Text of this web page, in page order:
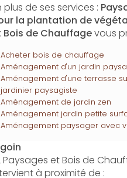
plus de ses services :
la plantation de
Bois de Chauffagevous
Acheter bois de chauffage
Aménagement d'un jardin
Aménagement d'une terrasse
jardinier paysagiste
Aménagement de jardin zen
Aménagement jardin petite
Aménagement paysager avec
Paysages et Bois de
à proximité de :